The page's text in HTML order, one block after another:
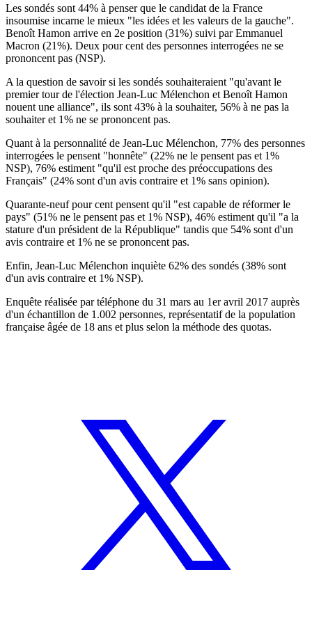
Les sondés sont 44% à penser que le candidat de la France
insoumise incarne le mieux "les idées et les valeurs de la gauche".
Benoît Hamon arrive en 2e position (31%) suivi par Emmanuel
Macron (21%). Deux pour cent des personnes interrogées ne se
prononcent pas (NSP).
A la question de savoir si les sondés souhaiteraient "qu'avant le
premier tour de l'élection Jean-Luc Mélenchon et Benoît Hamon
nouent une alliance", ils sont 43% à la souhaiter, 56% à ne pas la
souhaiter et 1% ne se prononcent pas.
Quant à la personnalité de Jean-Luc Mélenchon, 77% des personnes
interrogées le pensent "honnête" (22% ne le pensent pas et 1%
NSP), 76% estiment "qu'il est proche des préoccupations des
Français" (24% sont d'un avis contraire et 1% sans opinion).
Quarante-neuf pour cent pensent qu'il "est capable de réformer le
pays" (51% ne le pensent pas et 1% NSP), 46% estiment qu'il "a la
stature d'un président de la République" tandis que 54% sont d'un
avis contraire et 1% ne se prononcent pas.
Enfin, Jean-Luc Mélenchon inquiète 62% des sondés (38% sont
d'un avis contraire et 1% NSP).
Enquête réalisée par téléphone du 31 mars au 1er avril 2017 auprès
d'un échantillon de 1.002 personnes, représentatif de la population
française âgée de 18 ans et plus selon la méthode des quotas.